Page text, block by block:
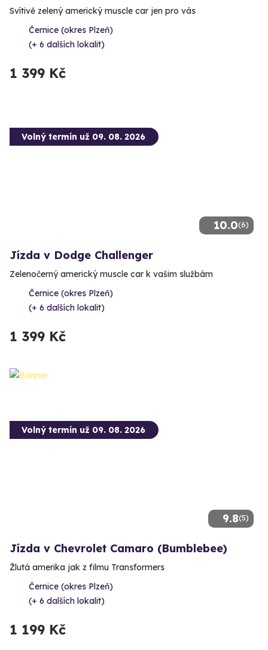
Svítivě zelený americký muscle car jen pro vás
Černice (okres Plzeň)
(+ 6 dalších lokalit)
1 399 Kč
10.0(6)
Volný termín už 09. 08. 2026
Jízda v Dodge Challenger
Zelenočerný americký muscle car k vašim službám
Černice (okres Plzeň)
(+ 6 dalších lokalit)
1 399 Kč
9.8(5)
Volný termín už 09. 08. 2026
Jízda v Chevrolet Camaro (Bumblebee)
Žlutá amerika jak z filmu Transformers
Černice (okres Plzeň)
(+ 6 dalších lokalit)
1 199 Kč